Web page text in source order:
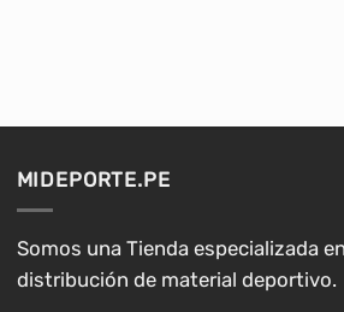
se
pueden
elegir
en
MIDEPORTE.PE
Somos una Tienda especializada
distribución de material deportivo.